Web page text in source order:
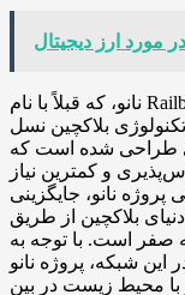
نانو، که قبلاً با نام Railblock شناخته می‌شد، هدف ایجاد یک محیط
تکنولوژی بلاکچین نسل
طراحی شده است که
و کمترین نیاز
پروژه نانو، جایگزینی
بلاکچین از طریق
صفر است. با توجه به
این شبکه، پروژه نانو
با محیط زیست در بین